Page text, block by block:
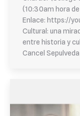
(10:30am hora
Enlace: https://
Cultural: una
entre historia y
Cancel